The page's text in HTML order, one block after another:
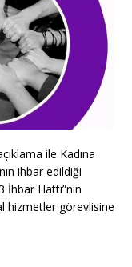
ile Kadına
ihbar edildiği
Hattı”nın
hizmetler görevlisine